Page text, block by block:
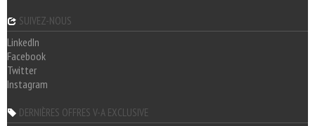
SUIVEZ-NOUS
LinkedIn
Facebook
Twitter
Instagram
DERNIÈRES OFFRES V-A EXCLUSIVE